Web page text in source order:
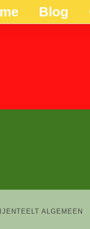
Blog
ALGEMEEN